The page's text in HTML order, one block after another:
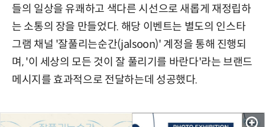
들의 일상을 유쾌하고 색다른 시선으로 새롭게 재정립하
는 소통의 장을 만들었다. 해당 이벤트는 별도의 인스타
그램 채널 '잘풀리는순간(jalsoon)' 계정을 통해 진행되
며, '이 세상의 모든 것이 잘 풀리기를 바란다'라는 브랜드
메시지를 효과적으로 전달하는데 성공했다.